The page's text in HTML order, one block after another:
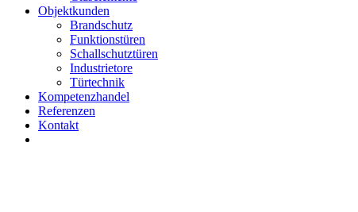
Objektkunden
Brandschutz
Funktionstüren
Schallschutztüren
Industrietore
Türtechnik
Kompetenzhandel
Referenzen
Kontakt